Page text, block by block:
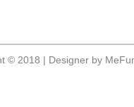
© 2018 | Designer by